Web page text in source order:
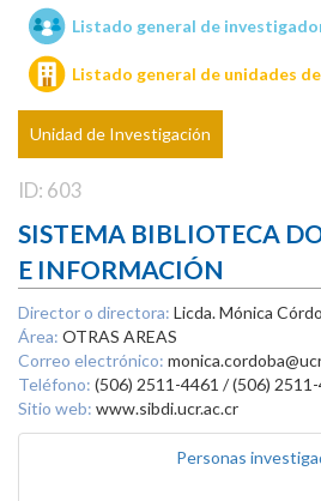
Unidades de investigación
Listado general de
Listado general de unidades
Unidad de Investigación
ID: 603
SISTEMA BIBLIOTECA
E INFORMACIÓN
Director o directora: Licda. Mónica
Área: OTRAS AREAS
Correo electrónico:
Teléfono: (506) 2511-4461 / (506)
Sitio web: www.sibdi.ucr.ac.cr
Personas